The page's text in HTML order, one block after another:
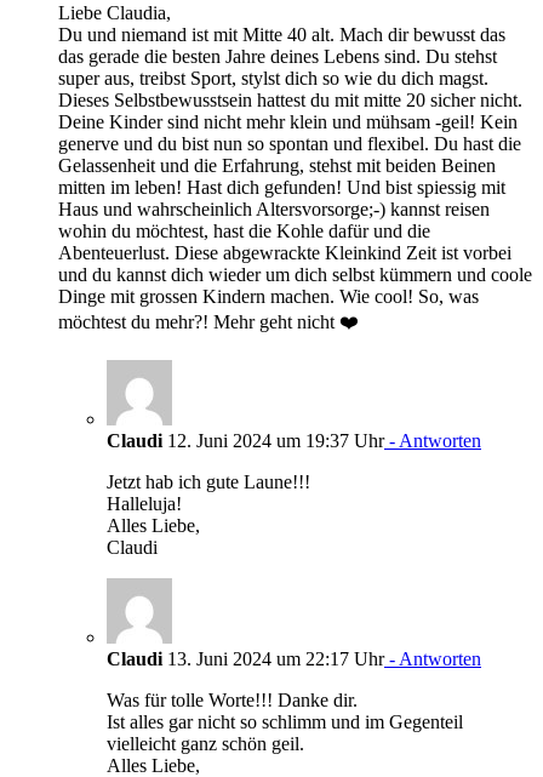
Liebe Claudia,
Du und niemand ist mit Mitte 40 alt. Mach dir bewusst das
das gerade die besten Jahre deines Lebens sind. Du stehst
super aus, treibst Sport, stylst dich so wie du dich magst.
Dieses Selbstbewusstsein hattest du mit mitte 20 sicher nicht.
Deine Kinder sind nicht mehr klein und mühsam -geil! Kein
generve und du bist nun so spontan und flexibel. Du hast die
Gelassenheit und die Erfahrung, stehst mit beiden Beinen
mitten im leben! Hast dich gefunden! Und bist spiessig mit
Haus und wahrscheinlich Altersvorsorge;-) kannst reisen
wohin du möchtest, hast die Kohle dafür und die
Abenteuerlust. Diese abgewrackte Kleinkind Zeit ist vorbei
und du kannst dich wieder um dich selbst kümmern und coole
Dinge mit grossen Kindern machen. Wie cool! So, was
möchtest du mehr?! Mehr geht nicht ❤️
Claudi 12. Juni 2024 um 19:37 Uhr- Antworten
Jetzt hab ich gute Laune!!!
Halleluja!
Alles Liebe,
Claudi
Claudi 13. Juni 2024 um 22:17 Uhr- Antworten
Was für tolle Worte!!! Danke dir.
Ist alles gar nicht so schlimm und im Gegenteil
vielleicht ganz schön geil.
Alles Liebe,